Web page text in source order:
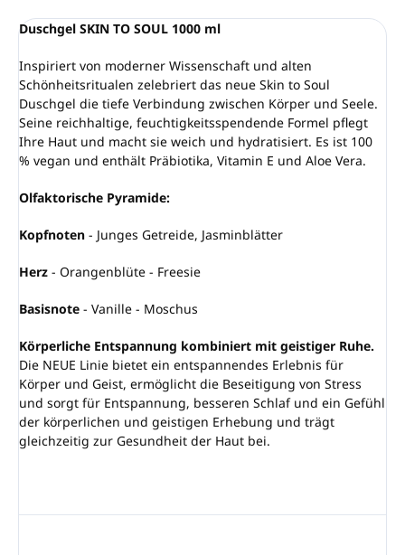
Duschgel SKIN TO SOUL 1000 ml
Inspiriert von moderner Wissenschaft und alten
Schönheitsritualen zelebriert das neue Skin to Soul
Duschgel die tiefe Verbindung zwischen Körper und Seele.
Seine reichhaltige, feuchtigkeitsspendende Formel pflegt
Ihre Haut und macht sie weich und hydratisiert. Es ist 100
% vegan und enthält Präbiotika, Vitamin E und Aloe Vera.
Olfaktorische Pyramide:
Kopfnoten - Junges Getreide, Jasminblätter
Herz - Orangenblüte - Freesie
Basisnote - Vanille - Moschus
Körperliche Entspannung kombiniert mit geistiger Ruhe.
Die NEUE Linie bietet ein entspannendes Erlebnis für
Körper und Geist, ermöglicht die Beseitigung von Stress
und sorgt für Entspannung, besseren Schlaf und ein Gefühl
der körperlichen und geistigen Erhebung und trägt
gleichzeitig zur Gesundheit der Haut bei.